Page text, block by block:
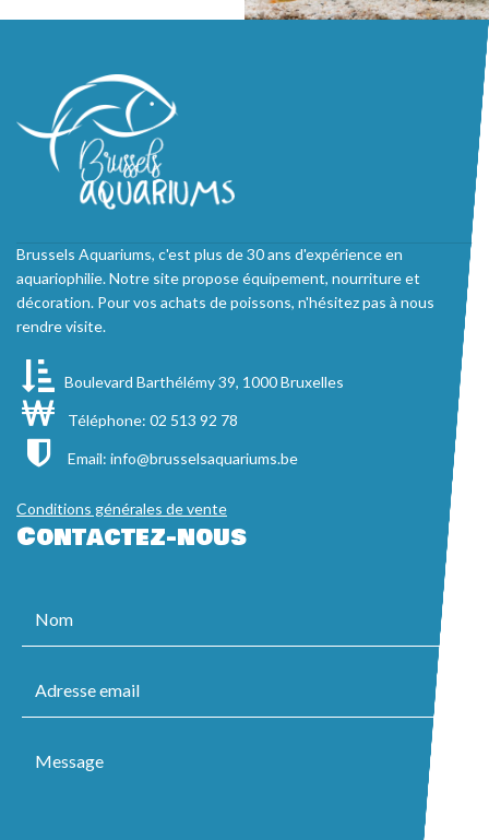
Brussels Aquariums, c'est plus de 30 ans d'expérience en
aquariophilie. Notre site propose équipement, nourriture et
décoration. Pour vos achats de poissons, n'hésitez pas à nous
rendre visite.
Boulevard Barthélémy 39, 1000 Bruxelles
Téléphone: 02 513 92 78
Email: info@brusselsaquariums.be
Conditions générales de vente
Contactez-nous